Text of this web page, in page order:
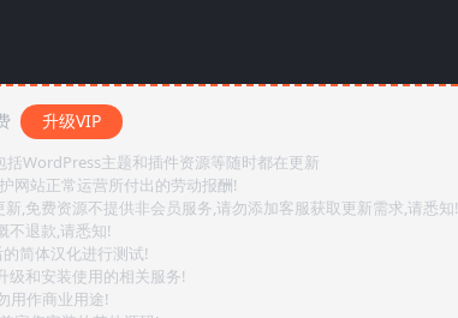
升级VIP
WordPress主题和插件资源等随时都在更新
网站正常运营所付出的劳动报酬!
,免费资源不提供非会员服务,请勿添加客服获取更新需求,请悉知!
不退款,请悉知!
简体汉化进行测试!
级和安装使用的相关服务!
用作商业用途!